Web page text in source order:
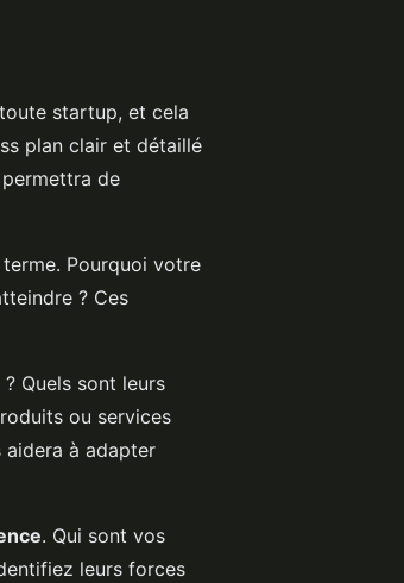
startup, et cela
plan clair et détaillé
de
Pourquoi votre
? Ces
Quels sont leurs
ou services
aidera à adapter
. Qui sont vos
leurs forces